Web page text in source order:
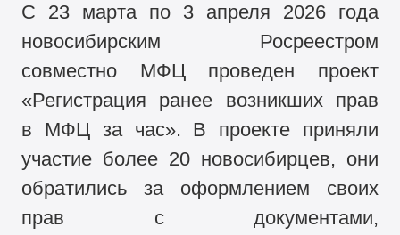
С 23 марта по 3 апреля 2026 года
новосибирским Росреестром
совместно МФЦ проведен проект
«Регистрация ранее возникших прав
в МФЦ за час». В проекте приняли
участие более 20 новосибирцев, они
обратились за оформлением своих
прав с документами,